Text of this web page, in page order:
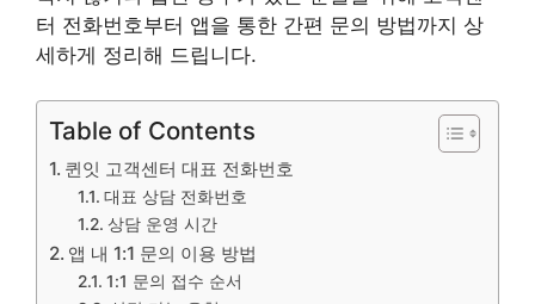
터 전화번호부터 앱을 통한 간편 문의 방법까지 상
세하게 정리해 드립니다.
Table of Contents
퀸잇 고객센터 대표 전화번호
대표 상담 전화번호
상담 운영 시간
앱 내 1:1 문의 이용 방법
1:1 문의 접수 순서